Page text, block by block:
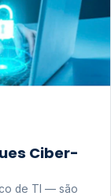
Ciber-
de TI — são